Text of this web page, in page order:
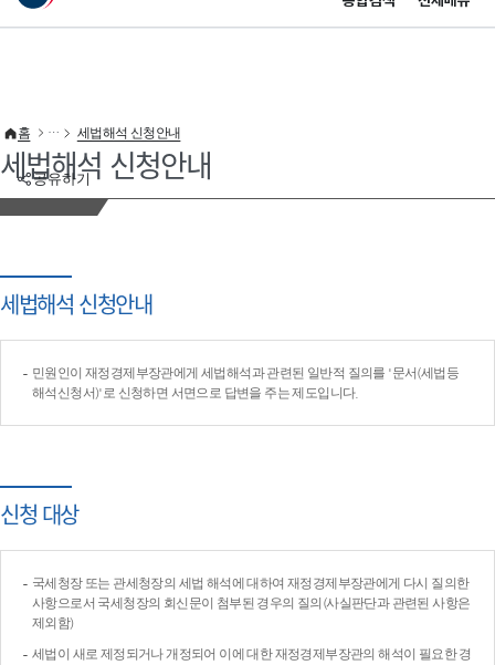
이 누리집은 대한민국 공식 전자정부 누리집입니다.
공유하기
홈 세법해석 신청안내
세법해석 신청안내
세법해석 신청안내
민원인이 재정경제부장관에게 세법해석과 관련된 일반적 질의를 '문서(세법등
해석신청서)'로 신청하면 서면으로 답변을 주는 제도입니다.
신청 대상
국세청장 또는 관세청장의 세법 해석에 대하여 재정경제부장관에게 다시 질의한
사항으로서 국세청장의 회신문이 첨부된 경우의 질의(사실판단과 관련된 사항은
제외함)
세법이 새로 제정되거나 개정되어 이에 대한 재정경제부장관의 해석이 필요한 경